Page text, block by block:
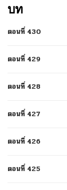
บท
ตอนที่ 430
ตอนที่ 429
ตอนที่ 428
ตอนที่ 427
ตอนที่ 426
ตอนที่ 425